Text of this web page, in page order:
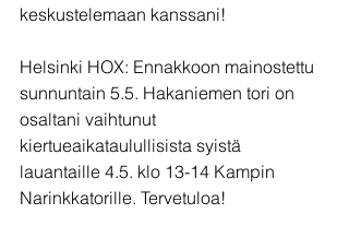
keskustelemaan kanssani!
Helsinki HOX: Ennakkoon mainostettu
sunnuntain 5.5. Hakaniemen tori on
osaltani vaihtunut
kiertueaikataulullisista syistä
lauantaille 4.5. klo 13-14 Kampin
Narinkkatorille. Tervetuloa!